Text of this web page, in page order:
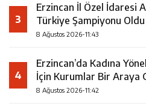
3
Erzincan İl Özel İdaresi
Türkiye Şampiyonu Oldu
8 Ağustos 2026-11:43
4
Erzincan’da Kadına
İçin Kurumlar Bir Araya
8 Ağustos 2026-11:42